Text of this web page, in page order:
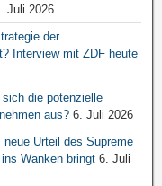
Juli 2026
der
Interview mit ZDF heute
die potenzielle
aus? 6. Juli 2026
Urteil des Supreme
Wanken bringt 6. Juli